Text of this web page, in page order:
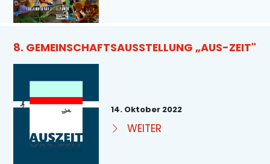
8. GEMEINSCHAFTSAUSSTELLUNG „AUS-ZEIT"
14. Oktober 2022
WEITER